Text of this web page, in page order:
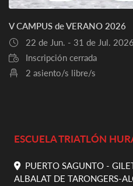
V CAMPUS de VERANO 2026
22 de Jun. - 31 de Jul. 2026
Inscripción cerrada
2 asiento/s libre/s
ESCUELA TRIATLÓN
PUERTO SAGUNTO -
ALBALAT DE TARONGERS-